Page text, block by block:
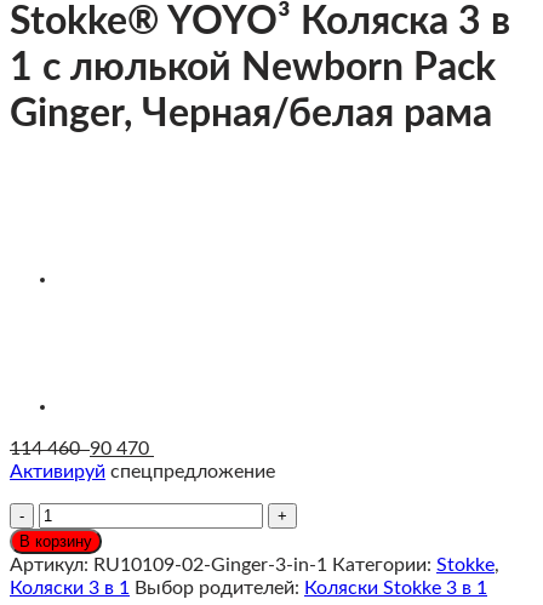
Stokke® YOYO³ Коляска 3 в
1 с люлькой Newborn Pack
Ginger, Черная/белая рама
114 460 90 470
Активируй спецпредложение
Количество
Stokke®
YOYO³
Коляска
В корзину
Артикул: RU10109-02-Ginger-3-in-1 Категории: Stokke,
Коляски 3 в 1
Выбор родителей: Коляски Stokke 3 в 1